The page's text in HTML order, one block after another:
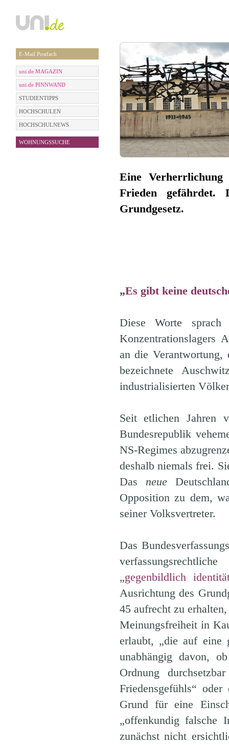
E-Mail Postfach
uni.de MAGAZIN
uni.de PINNWAND
STUDIENTIPPS
HOCHSCHULEN
HOCHSCHULNEWS
WOHNUNGSSUCHE
Eine
Frieden
Grundgesetz.
„Es gibt keine
Diese Worte
Konzentrationslagers
an die Verantwortung,
bezeichnete
industrialisierten
Seit etlichen Jahren
Bundesrepublik
NS-Regimes
deshalb niemals frei.
Das neue
Opposition zu dem,
seiner Volksvertreter.
Das
„gegenbildlich
Ausrichtung des
45 aufrecht zu
Meinungsfreiheit in
erlaubt, „die auf eine
unabhängig davon,
Ordnung
Friedensgefühls“
Grund für eine
„offenkundig falsche
zunächst nicht